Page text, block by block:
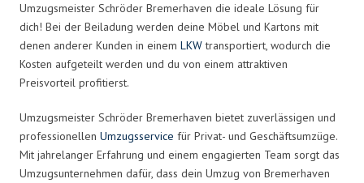
Umzugsmeister Schröder Bremerhaven die ideale Lösung für
dich! Bei der Beiladung werden deine Möbel und Kartons mit
denen anderer Kunden in einem LKWtransportiert, wodurch die
Kosten aufgeteilt werden und du von einem attraktiven
Preisvorteil profitierst.
Umzugsmeister Schröder Bremerhaven bietet zuverlässigen und
professionellen Umzugsservice für Privat- und Geschäftsumzüge.
Mit jahrelanger Erfahrung und einem engagierten Team sorgt das
Umzugsunternehmen dafür, dass dein Umzug von Bremerhaven